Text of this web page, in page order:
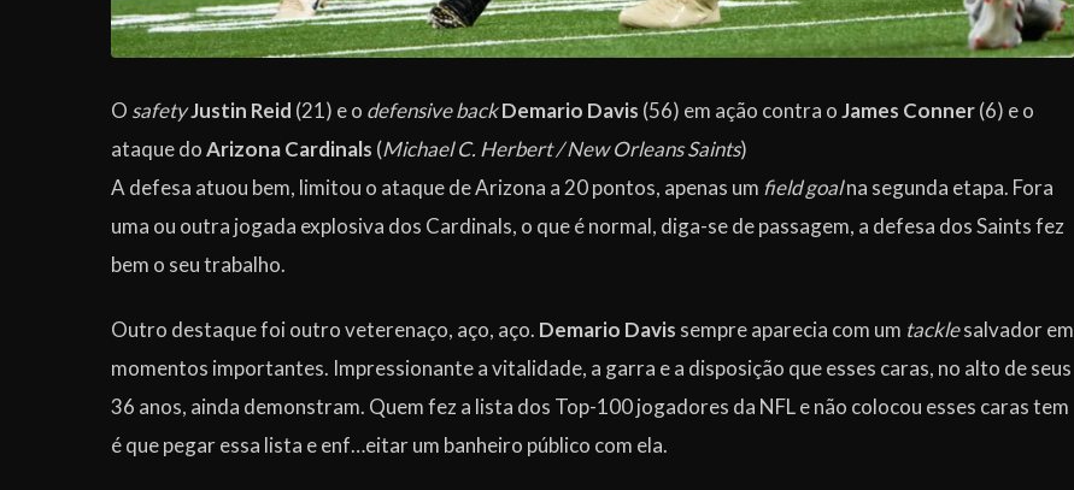
O safetyJustin Reid (21) e o defensive backDemario Davis (56) em ação contra oJames Conner(6) e o
ataque doArizona Cardinals (Michael C. Herbert / New Orleans Saints)
A defesa atuou bem, limitou o ataque de Arizona a 20 pontos, apenas um field goalna segunda etapa. Fora
uma ou outra jogada explosiva dos Cardinals, o que é normal, diga-se de passagem, a defesa dos Saints fez
bem o seu trabalho.
Outro destaque foi outro veterenaço, aço, aço. Demario Davis sempre aparecia com um tacklesalvador em
momentos importantes. Impressionante a vitalidade, a garra e a disposição que esses caras, no alto de seus
36 anos, ainda demonstram. Quem fez a lista dos Top-100 jogadores da NFL e não colocou esses caras tem
é que pegar essa lista e enf…eitar um banheiro público com ela.